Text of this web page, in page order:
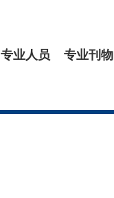
专业人员 专业刊物